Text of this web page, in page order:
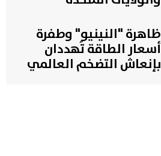
ظاهرة "النينيو" وطفرة
أسعار الطاقة تُهددان
بإنعاش التضخم العالمي